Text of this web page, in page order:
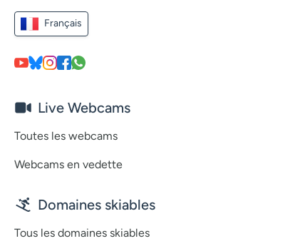
Français
Live Webcams
Toutes les webcams
Webcams en vedette
Domaines skiables
Tous les domaines skiables